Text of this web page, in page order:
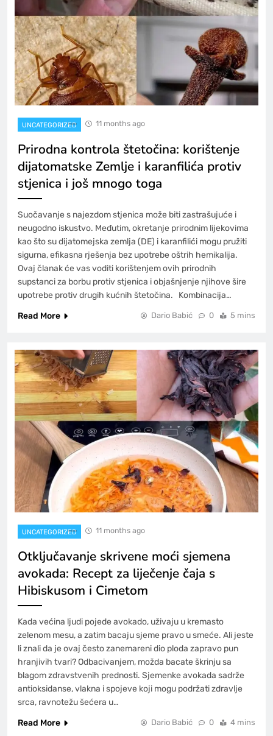
UNCATEGORIZED 11 months ago
Prirodna kontrola štetočina: korištenje
dijatomatske Zemlje i karanfilića protiv
stjenica i još mnogo toga
Suočavanje s najezdom stjenica može biti zastrašujuće i
neugodno iskustvo. Međutim, okretanje prirodnim lijekovima
kao što su dijatomejska zemlja (DE) i karanfilići mogu pružiti
sigurna, efikasna rješenja bez upotrebe oštrih hemikalija.
Ovaj članak će vas voditi korištenjem ovih prirodnih
supstanci za borbu protiv stjenica i objašnjenje njihove šire
upotrebe protiv drugih kućnih štetočina. Kombinacija…
Read More
Dario Babić 0 5 mins
UNCATEGORIZED 11 months ago
Otključavanje skrivene moći sjemena
avokada: Recept za liječenje čaja s
Hibiskusom i Cimetom
Kada većina ljudi pojede avokado, uživaju u kremasto
zelenom mesu, a zatim bacaju sjeme pravo u smeće. Ali jeste
li znali da je ovaj često zanemareni dio ploda zapravo pun
hranjivih tvari? Odbacivanjem, možda bacate škrinju sa
blagom zdravstvenih prednosti. Sjemenke avokada sadrže
antioksidanse, vlakna i spojeve koji mogu podržati zdravlje
srca, ravnotežu šećera u…
Read More
Dario Babić 0 4 mins